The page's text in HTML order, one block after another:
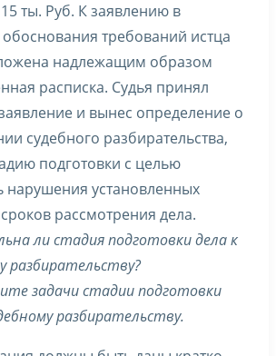
ты. Руб. К заявлению в
обоснования требований истца
надлежащим образом
расписка. Судья принял
и вынес определение о
судебного разбирательства,
подготовки с целью
нарушения установленных
рассмотрения дела.
ли стадия подготовки дела к
разбирательству?
задачи стадии подготовки
разбирательству.